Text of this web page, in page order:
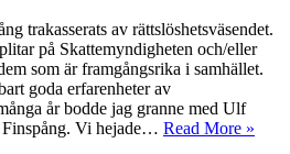
trakasserats av rättslöshetsväsendet.
på Skattemyndigheten och/eller
som är framgångsrika i samhället.
goda erfarenheter av
år bodde jag granne med Ulf
Finspång. Vi hejade… Read More »